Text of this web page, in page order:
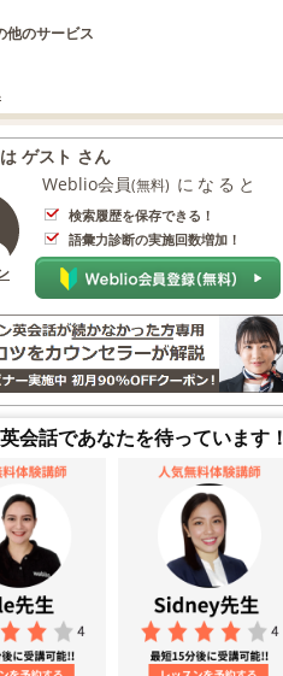
のサービス
ゲスト さん
Weblio会員(無料) になると
検索履歴を保存できる！
語彙力診断の実施回数増加！
会話であなたを待っています！